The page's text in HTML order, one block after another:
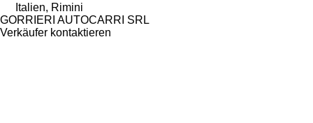
Italien, Rimini
GORRIERI AUTOCARRI SRL
Verkäufer kontaktieren